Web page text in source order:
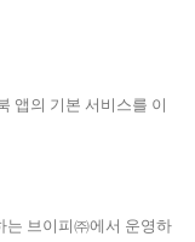
앱의 기본 서비스를 이
는 브이피㈜에서 운영하